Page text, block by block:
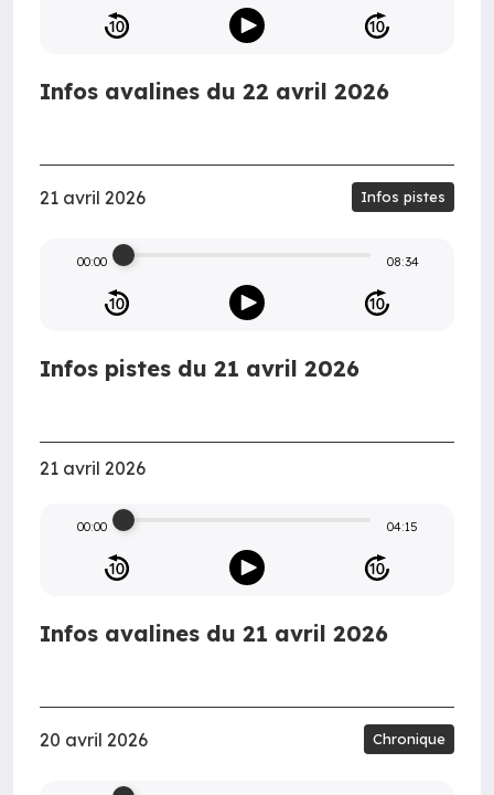
Infos avalines du 22 avril 2026
21 avril 2026 Infos pistes
00:00 08:34
Infos pistes du 21 avril 2026
21 avril 2026
00:00 04:15
Infos avalines du 21 avril 2026
20 avril 2026 Chronique